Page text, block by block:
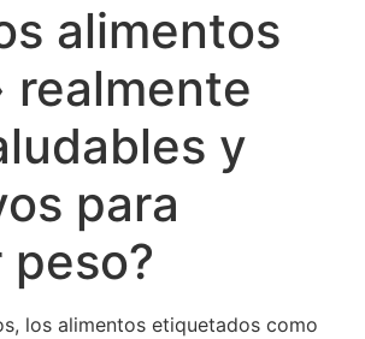
alimentos
realmente
y
para
los alimentos etiquetados como